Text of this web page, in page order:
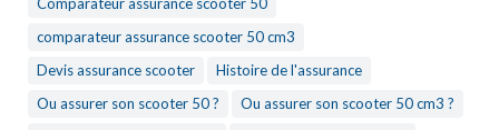
comparateur assurance scooter 50 cm3
Devis assurance scooter
Histoire de l'assurance
Ou assurer son scooter 50 ?
Ou assurer son scooter 50 cm3 ?